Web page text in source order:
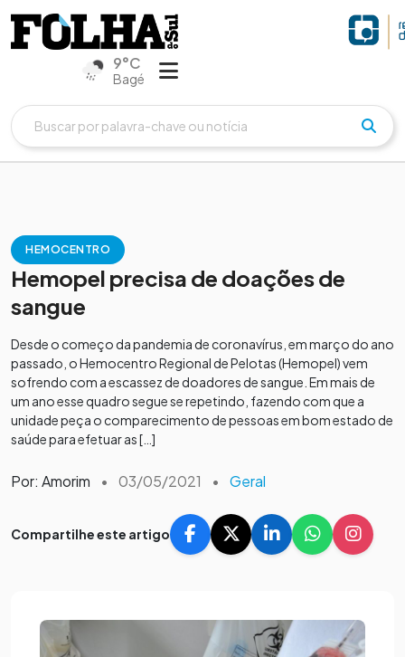
9°C
Bagé
HEMOCENTRO
Hemopel precisa de doações de
sangue
Desde o começo da pandemia de coronavírus, em março do ano
passado, o Hemocentro Regional de Pelotas (Hemopel) vem
sofrendo com a escassez de doadores de sangue. Em mais de
um ano esse quadro segue se repetindo, fazendo com que a
unidade peça o comparecimento de pessoas em bom estado de
saúde para efetuar as […]
Por: Amorim • 03/05/2021 • Geral
Compartilhe este artigo